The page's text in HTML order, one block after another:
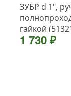
ЗУБР d 1″,
гайкой
1 730 ₽